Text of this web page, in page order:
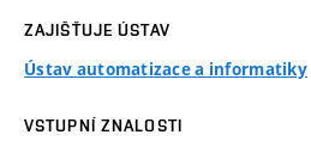
ZAJIŠŤUJE ÚSTAV
Ústav automatizace a informatiky
VSTUPNÍ ZNALOSTI